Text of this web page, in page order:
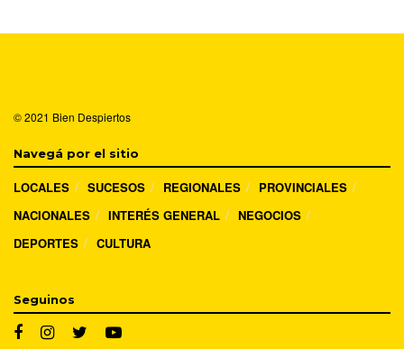
© 2021 Bien Despiertos
Navegá por el sitio
LOCALES SUCESOS REGIONALES
PROVINCIALES
NACIONALES
INTERÉS GENERAL
NEGOCIOS
DEPORTES
CULTURA
Seguinos